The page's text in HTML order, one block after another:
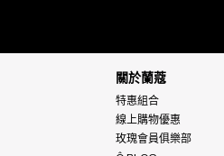
關於蘭蔻
特惠組合
線上購物優惠
玫瑰會員俱樂部